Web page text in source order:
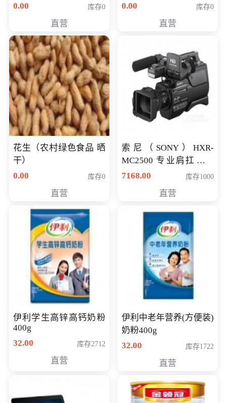
0.00
库存0
直营
0.00
库存0
直营
花生（农村绿色食品 晒
干）
0.00
库存0
直营
索尼（SONY）HXR-
MC2500 专业肩扛式存
储卡全高清摄录一体机
清入门级摄像机
7168.00 库存1000
直营
伊利学生高锌高钙奶粉
400g
32.00
库存2712
直营
伊利中老年营养(方便装)
奶粉400g
32.00
库存1722
直营